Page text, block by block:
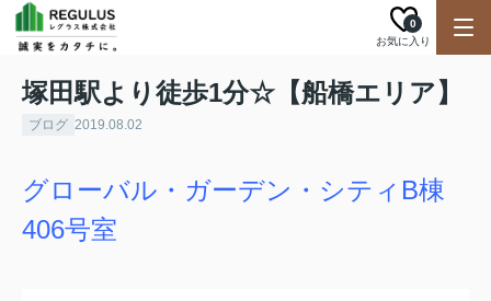
お気に入り
0
塚田駅より徒歩1分☆【船橋エリア】
ブログ 2019.08.02
グローバル・ガーデン・シティB棟
406号室